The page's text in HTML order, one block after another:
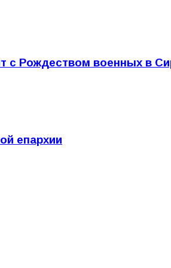
с Рождеством военных в
епархии